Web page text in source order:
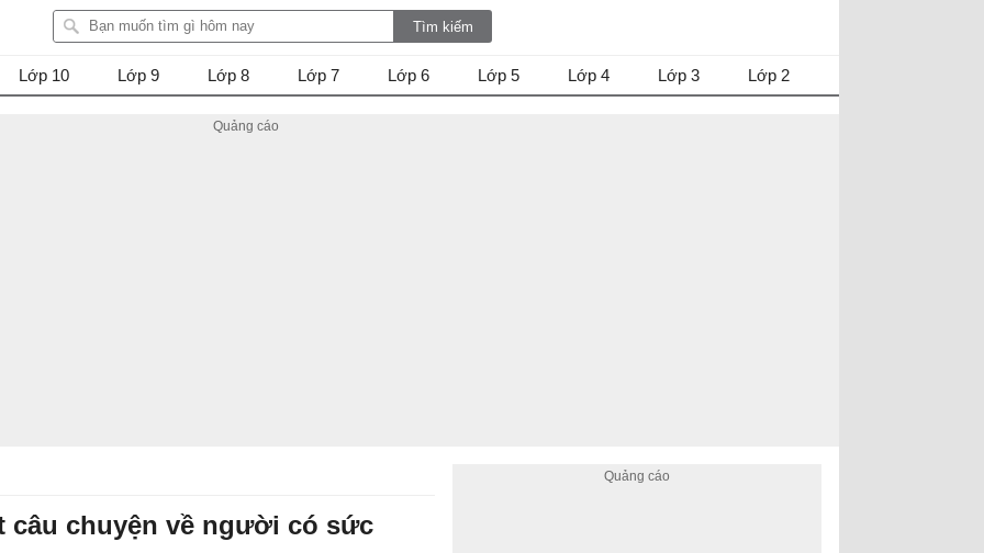
Lớp 10 Lớp 9 Lớp 8 Lớp 7 Lớp 6 Lớp 5 Lớp 4 Lớp 3 Lớp 2
câu chuyện về người có sức